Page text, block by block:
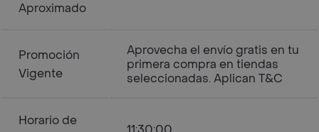
Aproximado
Promoción
Vigente
Aprovecha el envío gratis en tu
primera compra en tiendas
seleccionadas. Aplican T&C
Horario de